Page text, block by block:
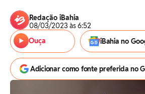
Redação iBahia
08/03/2023 às 6:52
Ouça
iBahia no
Adicionar como fonte preferida no